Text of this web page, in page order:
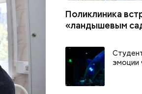
Поликлиника
«ландышевым
эмоции